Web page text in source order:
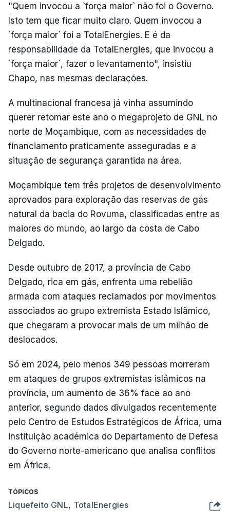
"Quem invocou a `força maior` não foi o Governo.
Isto tem que ficar muito claro. Quem invocou a
`força maior` foi a TotalEnergies. E é da
responsabilidade da TotalEnergies, que invocou a
`força maior`, fazer o levantamento", insistiu
Chapo, nas mesmas declarações.
A multinacional francesa já vinha assumindo
querer retomar este ano o megaprojeto de GNL no
norte de Moçambique, com as necessidades de
financiamento praticamente asseguradas e a
situação de segurança garantida na área.
Moçambique tem três projetos de desenvolvimento
aprovados para exploração das reservas de gás
natural da bacia do Rovuma, classificadas entre as
maiores do mundo, ao largo da costa de Cabo
Delgado.
Desde outubro de 2017, a província de Cabo
Delgado, rica em gás, enfrenta uma rebelião
armada com ataques reclamados por movimentos
associados ao grupo extremista Estado Islâmico,
que chegaram a provocar mais de um milhão de
deslocados.
Só em 2024, pelo menos 349 pessoas morreram
em ataques de grupos extremistas islâmicos na
província, um aumento de 36% face ao ano
anterior, segundo dados divulgados recentemente
pelo Centro de Estudos Estratégicos de África, uma
instituição académica do Departamento de Defesa
do Governo norte-americano que analisa conflitos
em África.
TÓPICOS
Liquefeito GNL, TotalEnergies